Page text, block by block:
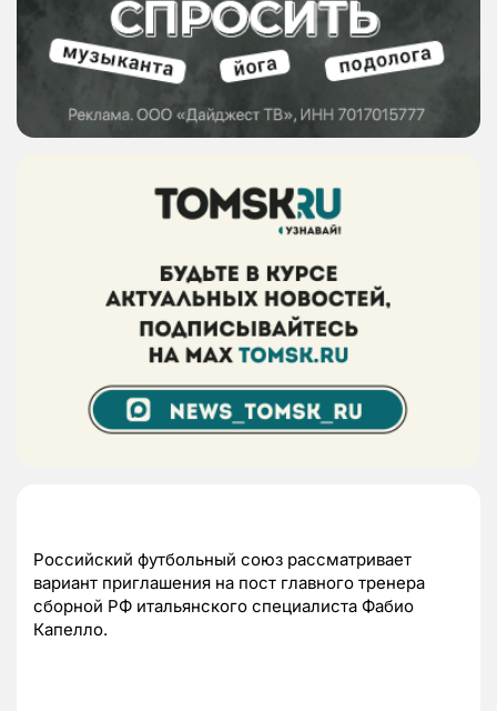
Российский футбольный союз рассматривает
вариант приглашения на пост главного тренера
сборной РФ итальянского специалиста Фабио
Капелло.